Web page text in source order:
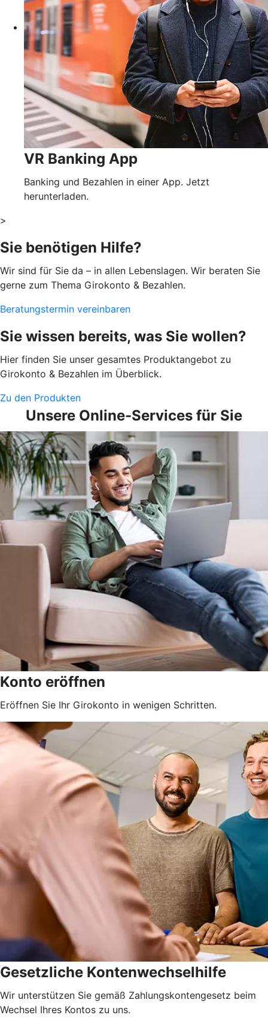
VR Banking App
Banking und Bezahlen in einer App. Jetzt
herunterladen.
>
Sie benötigen Hilfe?
Wir sind für Sie da – in allen Lebenslagen. Wir beraten Sie
gerne zum Thema Girokonto & Bezahlen.
Beratungstermin vereinbaren
Sie wissen bereits, was Sie wollen?
Hier finden Sie unser gesamtes Produktangebot zu
Girokonto & Bezahlen im Überblick.
Zu den Produkten
Unsere Online-Services für Sie
Konto eröffnen
Eröffnen Sie Ihr Girokonto in wenigen Schritten.
Gesetzliche Kontenwechselhilfe
Wir unterstützen Sie gemäß Zahlungskontengesetz beim
Wechsel Ihres Kontos zu uns.